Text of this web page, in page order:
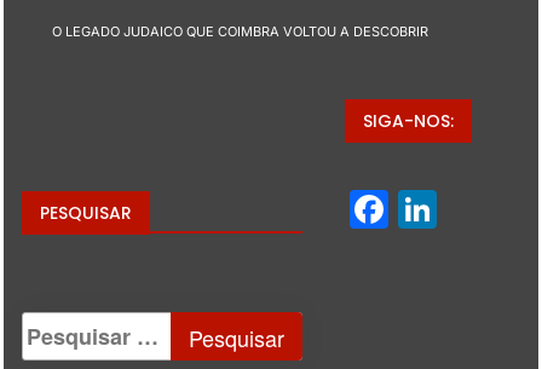
O LEGADO JUDAICO QUE COIMBRA VOLTOU A DESCOBRIR
PESQUISAR
SIGA-NOS: